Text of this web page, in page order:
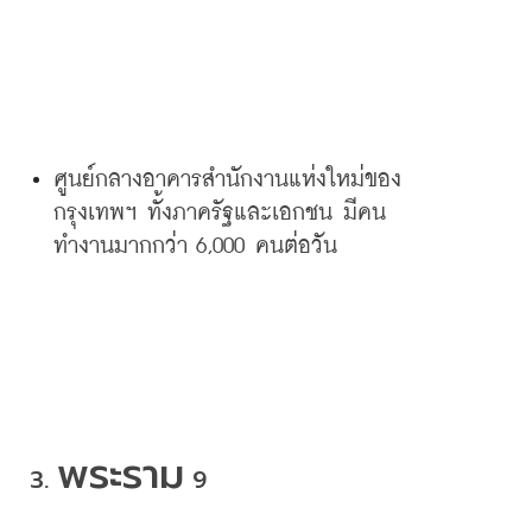
ศูนย์กลางอาคารสำนักงานแห่งใหม่ของ
กรุงเทพฯ ทั้งภาครัฐและเอกชน มีคน
ทำงานมากกว่า 6,000 คนต่อวัน
3. พระราม 9